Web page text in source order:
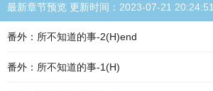
最新章节预览 更新时间：2023-07-21 20:24:51
番外：所不知道的事-2(H)end
番外：所不知道的事-1(H)